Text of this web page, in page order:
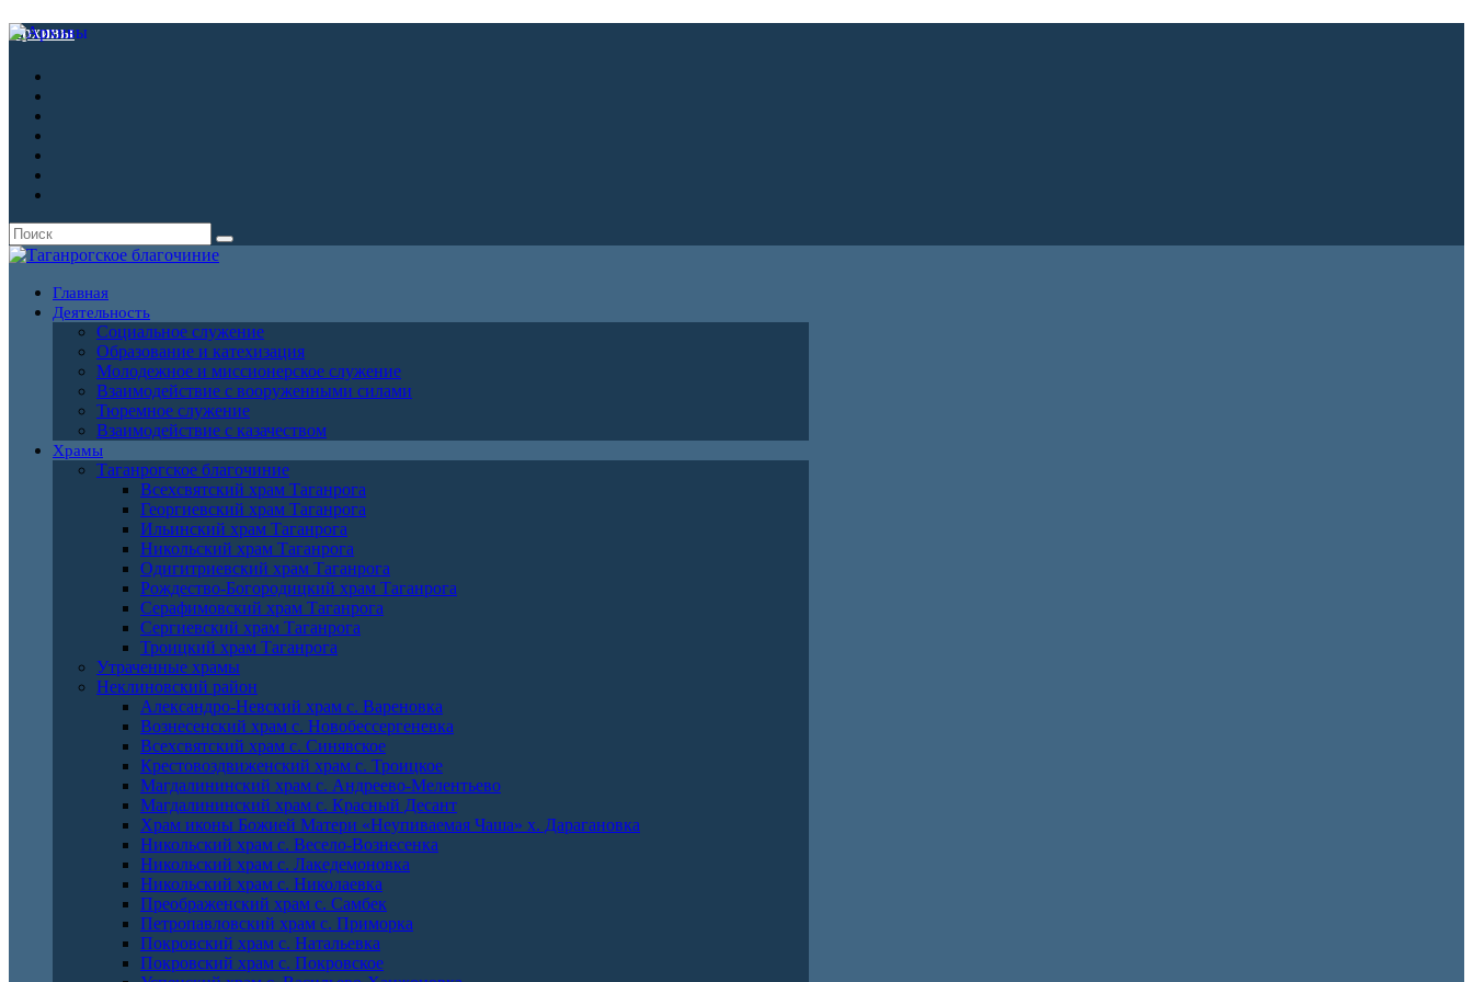
Архивы
Главная
Деятельность
Социальное служение
Образование и катехизация
Молодежное и миссионерское служение
Взаимодействие с вооруженными силами
Тюремное служение
Взаимодействие с казачеством
Храмы
Таганрогское благочиние
Всехсвятский храм Таганрога
Георгиевский храм Таганрога
Ильинский храм Таганрога
Никольский храм Таганрога
Одигитриевский храм Таганрога
Рождество-Богородицкий храм Таганрога
Серафимовский храм Таганрога
Сергиевский храм Таганрога
Троицкий храм Таганрога
Утраченные храмы
Неклиновский район
Александро-Невский храм с. Вареновка
Вознесенский храм с. Новобессергеневка
Всехсвятский храм с. Синявское
Крестовоздвиженский храм с. Троицкое
Магдалининский храм с. Андреево-Мелентьево
Магдалининский храм с. Красный Десант
Храм иконы Божией Матери «Неупиваемая Чаша» х. Дарагановка
Никольский храм с. Весело-Вознесенка
Никольский храм с. Лакедемоновка
Никольский храм с. Николаевка
Преображенский храм с. Самбек
Петропавловский храм с. Приморка
Покровский храм с. Натальевка
Покровский храм с. Покровское